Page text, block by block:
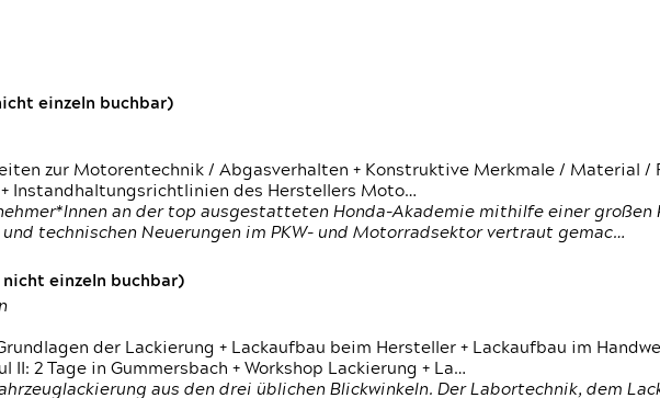
einzeln buchbar)
zur Motorentechnik / Abgasverhalten + Konstruktive Merkmale / Material /
Instandhaltungsrichtlinien des Herstellers Moto…
an der top ausgestatteten Honda-Akademie mithilfe einer großen
technischen Neuerungen im PKW- und Motorradsektor vertraut gemac…
einzeln buchbar)
der Lackierung + Lackaufbau beim Hersteller + Lackaufbau im
2 Tage in Gummersbach + Workshop Lackierung + La…
aus den drei üblichen Blickwinkeln. Der Labortechnik, dem